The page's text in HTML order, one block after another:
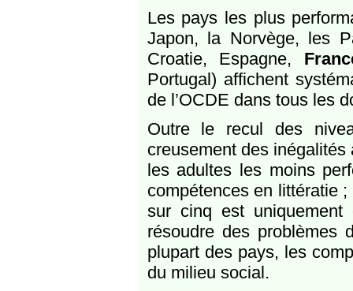
Les pays les plus
Japon, la Norvège, les
Croatie, Espagne,
Portugal) affichent
de l’OCDE dans tous les
Outre le recul des
creusement des
les adultes les moins
compétences en littératie
sur cinq est
résoudre des problèmes
plupart des pays, les
du milieu social.